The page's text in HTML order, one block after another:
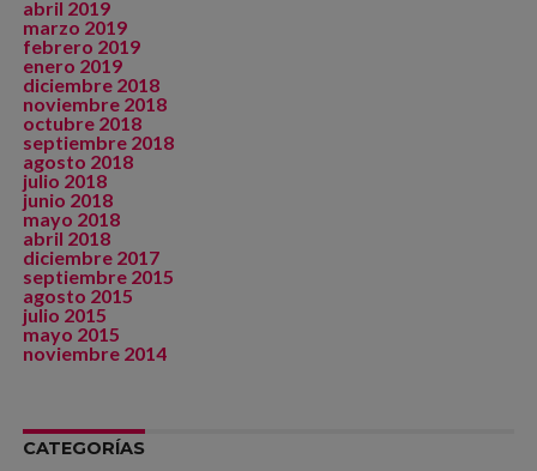
abril 2019
marzo 2019
febrero 2019
enero 2019
diciembre 2018
noviembre 2018
octubre 2018
septiembre 2018
agosto 2018
julio 2018
junio 2018
mayo 2018
abril 2018
diciembre 2017
septiembre 2015
agosto 2015
julio 2015
mayo 2015
noviembre 2014
CATEGORÍAS